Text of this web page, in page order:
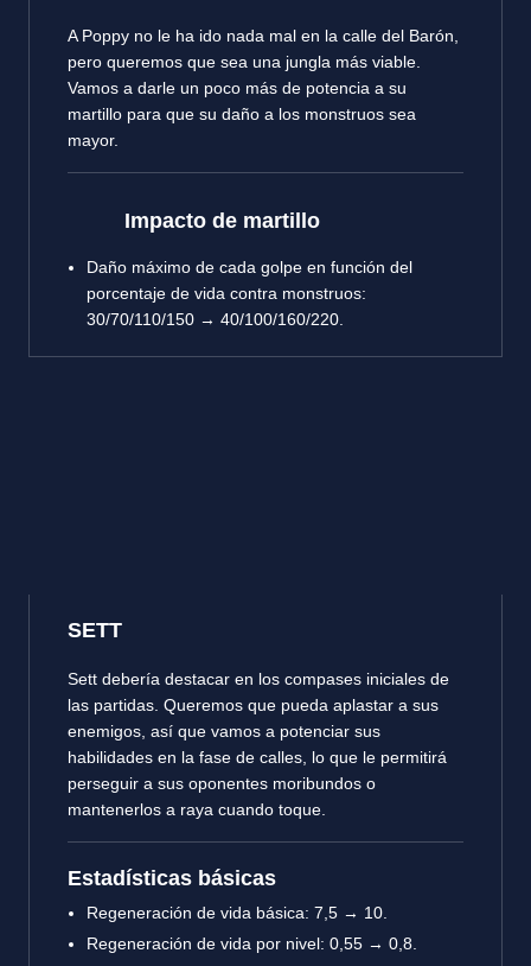
A Poppy no le ha ido nada mal en la calle del Barón,
pero queremos que sea una jungla más viable.
Vamos a darle un poco más de potencia a su
martillo para que su daño a los monstruos sea
mayor.
Impacto de martillo
Daño máximo de cada golpe en función del
porcentaje de vida contra monstruos:
30/70/110/150 → 40/100/160/220.
SETT
Sett debería destacar en los compases iniciales de
las partidas. Queremos que pueda aplastar a sus
enemigos, así que vamos a potenciar sus
habilidades en la fase de calles, lo que le permitirá
perseguir a sus oponentes moribundos o
mantenerlos a raya cuando toque.
Estadísticas básicas
Regeneración de vida básica: 7,5 → 10.
Regeneración de vida por nivel: 0,55 → 0,8.